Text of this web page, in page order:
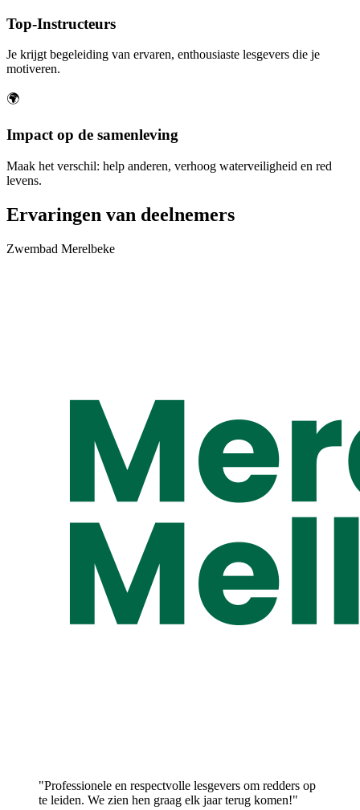
Top-Instructeurs
Je krijgt begeleiding van ervaren, enthousiaste lesgevers die je
motiveren.
🌍
Impact op de samenleving
Maak het verschil: help anderen, verhoog waterveiligheid en red
levens.
Ervaringen van deelnemers
Zwembad Merelbeke
"Professionele en respectvolle lesgevers om redders op
te leiden. We zien hen graag elk jaar terug komen!"